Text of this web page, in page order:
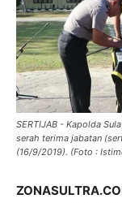
SERTIJAB - Kapolda
serah terima jabatan
(16/9/2019). (Foto :